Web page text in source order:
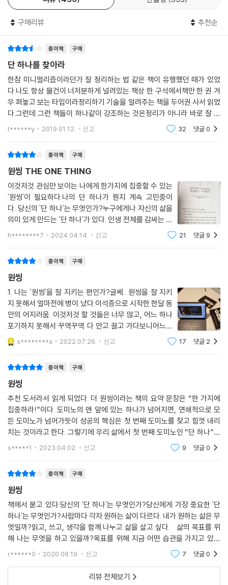
려 본 학생들보다 먼저 공부를 시작하고 더 자주 함으로써 더 높은 성적을
거둔 것이다.
g), 자신에게 가장 중요한 단 하나, 가장 중요한 한 가지 일에 집중하고 파
‘원씽One Thing’은 세상의 모든 분야에 적용될 수 있는 개념이다. 기업의
입장에서는 회사를 상징하거나 정체성을 드러내는 하나의 제품이나 서비
스, 개인의 삶에서는 자신의 인생을 의미 있게 만들어주는 한 가지 목표를
의미한다. 다시 말해 기업의 수익성과 매출, 개인의 직업과 연봉과 같은 단
선적인 시각이 아닌 보다 본질을 관통하는 주제이며 목적을 항해 나아가도
록 해주는 원천인 것이다. 그래서 저자는 이 책에서 “당신에게 가장 중요한
‘단 하나’는 무엇인가?”(What‘s your ONE Thing?)라고 계속해서 질문
중요하지 않은 것은 버려라.
당신의 에너지를 오직 한 가지에 집중하라!
자신만의 ‘원씽’을 찾는 방법을 알려주기 위해 씌여진 이 책은 총 3부로 구
성되어 있다. 먼저 1부에서는 모두가 성공의 원칙이라고 믿어온 여섯 가지
주장(모든 일이 다 중요하다/멀티태스킹은 곧 능력이다/성공은 철저한 자
기관리에서 온다/의지만 있다면 못할 일은 없다/균형 잡힌 삶이 아름답
다/크게 벌이는 일은 위험하다)의 허상을 조목조목 비판한다. 이런 잘못된
히 잘하기 위해 동시에 여러 가지 일을 하다 결국 아무것도 제대로 하지 못
하고 지쳐 떨어지고 만다는 것이다. 또한 이렇게 여러 일을 해내지 못하면
‘자기관리’와 ‘의지’가 부족한 것으로 자책하게 만드는 것 또한 각종 미디어
와 자기계발서가 만들어낸 거짓일 뿐이라고 저자는 지적한다. 우리에게 필
요한 것은 중요한 일을 지속시킬 수 있는 ‘습관’일 뿐이며 이러한 습관 만들
기에 필요한 실질적인 지침을 소개한다.
2~3부에서는 성공을 둘러싼 허상에서 벗어나 자신만의 큰 목표를 세우도
록 우리를 안내한다. 그 첫 단계에 해당하는 ‘초점탐색 질문’은 ‘아무리 강
말처럼 최종의 목표인 ‘원씽’에 다가가기 위해 지금 당장 해야 하는 ‘원
씽’이 무엇인지 알려준다. 그리고 더 큰 성공에 도달하기 위한 도미노를 세
우는 데 필요한 요소들을 분석한다. 이 과정을 통해 성공의 열쇠는 우리가
‘모든 일’을 다 잘 해낼 때 오는 것이 아니라 가장 핵심적인 일을 가장 ‘적합
한’ 순간에 해내는 것임을 깨닫게 해주고 그 핵심적인 일을 찾기 위한 우선
순위를 결정하는 법에 대해 명확히 설명해준다.
오늘날 대부분의 사람들은 자신의 인생에 중요하지 않은 일들을 하고 필요
없는 관계들을 유지하느라 인생의 대부분의 시간과 에너지를 빼앗기고 있
다. 당장 오늘 하루를 돌아보자. 오늘 한 일 중에서 자신이 생각하는 인생의
최종 목표에 반걸음이라도 가까이 가게 해준 것이 있는지, 혹 나의 꿈이 아
닌 누군가의 꿈을 이뤄주기 위해 나의 소중한 하루를 희생하지 않았는지
말이다. 당신의 인생에서 가장 중요한 ‘원씽One Thing’은 무엇인가? 자
신이 지금 하고 있는 일이 인생의 ‘원씽One Thing’에 이르기 위한 도미노
블록 중 하나인가? 이 두 가지 질문에 자신 있게 대답하지 못한다면 지금
바로 저자들의 이야기에 귀를 기울여야 할 것이다. 결코 모든 일을 다 잘하
려고 하지 마라. 한꺼번에 많은 일을 해내는 사람이 승자가 되는 것이 아니
구매리뷰 추천순
종이책 구매
단 하나를 찾아라
한참 미니멀리즘이라던가 잘 정리하는 법 같은 책이 유행했던 때가 있었
다.나도 항상 물건이 너저분하게 널려있는 책상 한 구석에서책만 한 권 겨
우 펴놓고 보는 타입이라정리하기 기술을 알려주는 책을 두어권 사서 읽었
다.그런데 그런 책들이 하나같이 강조하는 것은정리가 아니라 바로 잘 버
리기였다.나한테 필요하지 않고 중요하지 않은 물건들을죄다 끌어안고 살
려니 정리가 되지 않
t******y 2019.01.12. 신고 32 댓글0
종이책 구매
원씽 THE ONE THING
이것저것 관심만 보이는 나에게 한가지에 집중할 수 있는
'원씽'이 필요하다.나의 단 하나가 뭔지 계속 고민중이
다. 당신의 '단 하나'는 무엇인가?누구에게나 자신의 삶을
의미 있게 만드는 '단 하나'가 있다. 인생 전체를 감싸는 혹
은 개인적인 삶, 인간관계, 커리어, 사업, 재정문제 등 삶
의 여러 부분들에서 가장 본질적으로 생각하는 '단 하
h********7 2024.04.14. 신고 21 댓글 9
종이책 구매
원씽
1. 나는 '원씽'을 잘 지키는 편인가?글쎄.. 원씽을 잘 지키
지 못해서 얼마전에 병이 났다.이석증으로 시작한 한달 동
안의 어지러움. 이것저것 할 것들은 너무 많고, 어느 하나
포기하지 못해서 꾸역꾸역 다 안고 끌고 가다보니어느것
하나 제대로 된 것이 없이 번아웃 되어버렸다.건강 - 운동
- 하루 1시간 운동 가족 - 청소, 식단, 아이들 케어, 신랑
s********a 2022.07.26. 신고 17 댓글 2
종이책 구매
원씽
추천 도서라서 읽게 되었다. 더 원씽이라는 책의 요약 문장은 “한 가지에
집중하라!”이다. 도미노의 맨 앞에 있는 하나가 넘어지면, 연쇄적으로 모
든 도미노가 넘어가듯이 성공의 핵심은 첫 번째 도미노를 찾고 힘껏 내리
치는 것이라고 한다. 그렇기에 우리 삶에서 첫 번째 도미노인 “단 하나”의
중요성을 설파하고, 그것이 무엇인지 찾으라고 한다. 제1부에서는 41쪽
s*****1 2023.04.02. 신고 9 댓글0
종이책 구매
원씽
책에서 묻고 있다.당신의 '단 하나'는 무엇인가?당신에게 가장 중요한 '단
하나'는 무엇인가?사람마다 각자 원하는 삶이 다르다. 내가 원하는 삶은 무
엇일까?읽고, 쓰고, 생각을 함께 나누고 삶을 살고 싶다. 삶의 목표를 위
해 나는 무엇을 하고 있을까?목표를 위해 지금 어떤 습관을 가지고 있을
까? 목표를 향해 오늘 하루에 해야 할 ‘단 하나’는 무엇일까? 책 속에 이런
r******0 2020.08.19. 신고 7 댓글0
리뷰 전체보기